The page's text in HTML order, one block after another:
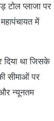
टोल प्लाजा पर
में
था जिसके
सीमाओं पर
न्यूनतम